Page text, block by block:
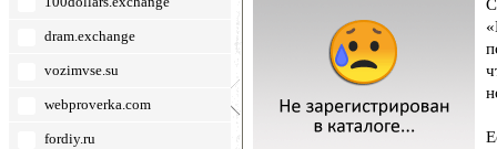
dram.exchange
vozimvse.su
webproverka.com
fordiy.ru